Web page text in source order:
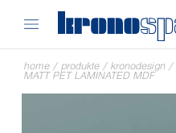
home / produkte / kronodesign /
MATT PET LAMINATED MDF